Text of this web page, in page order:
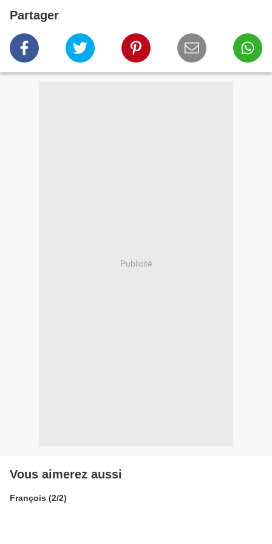
Partager
Publicité
Vous aimerez aussi
François (2/2)